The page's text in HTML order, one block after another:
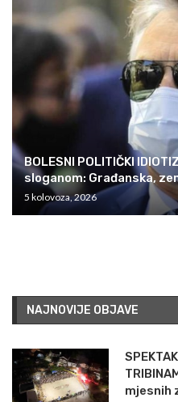
BOLESNI POLITIČKI
sloganom: Građanska,
5 kolovoza, 2026
NAJNOVIJE OBJAVE
mjesnih